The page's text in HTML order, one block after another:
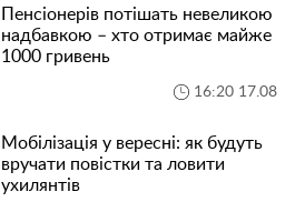
Пенсіонерів потішать невеликою
надбавкою – хто отримає майже
1000 гривень
16:20 17.08
Мобілізація у вересні: як будуть
вручати повістки та ловити
ухилянтів